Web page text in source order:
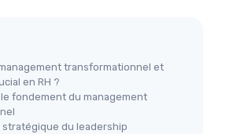
transformationnel et
en RH ?
fondement du management
du leadership